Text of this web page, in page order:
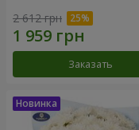
2 612 грн
Заказать